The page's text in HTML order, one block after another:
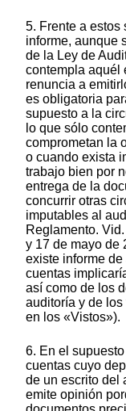
5. Frente a estos
informe, aunque
de la Ley de
contempla aquél
renuncia a
es obligatoria
supuesto a la
lo que sólo
comprometan la
o cuando exista
trabajo bien por
entrega de la
concurrir otras
imputables al
Reglamento.
y 17 de mayo de
existe informe
cuentas
así como de los
auditoría y de
en los «Vistos»).
6. En el
cuentas cuyo
de un escrito del
emite opinión